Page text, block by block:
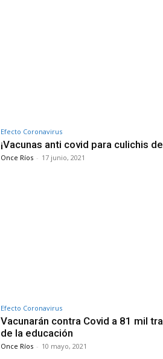
Efecto Coronavirus
¡Vacunas anti covid para culichis
Once Ríos - 17 junio, 2021
Efecto Coronavirus
Vacunarán contra Covid a 81 mil
de la educación
Once Ríos - 10 mayo, 2021